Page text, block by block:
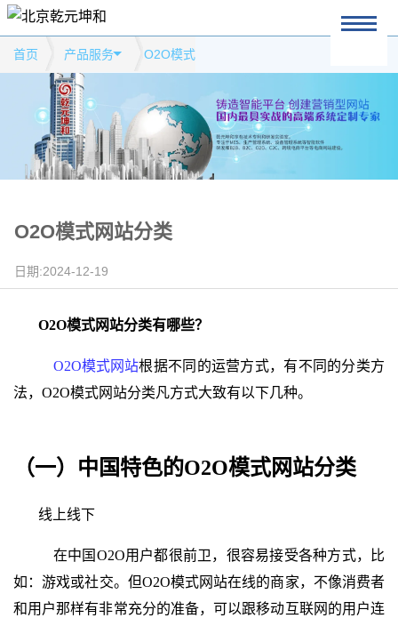
首页 产品服务 O2O模式
O2O模式网站分类
日期:2024-12-19
O2O模式网站分类有哪些？
O2O模式网站根据不同的运营方式，有不同的分类方
法， O2O模式网站分类凡方式大致有以下几种。
（一）中国特色的O2O模式网站分类
线上线下
在中国O2O用户都很前卫，很容易接受各种方式，比
如：游戏或社交。但O2O模式网站在线的商家，不像消费者
和用户那样有非常充分的准备，可以跟移动互联网的用户连